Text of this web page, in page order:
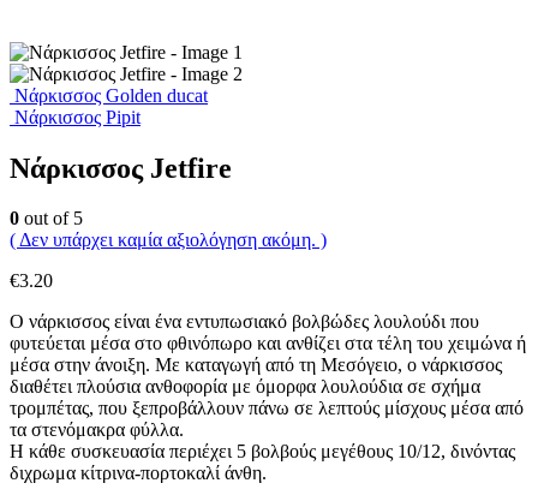
Νάρκισσος Golden ducat
Νάρκισσος Pipit
Νάρκισσος Jetfire
0 out of 5
( Δεν υπάρχει καμία αξιολόγηση ακόμη. )
€3.20
Ο νάρκισσος είναι ένα εντυπωσιακό βολβώδες λουλούδι που
φυτεύεται μέσα στο φθινόπωρο και ανθίζει στα τέλη του χειμώνα ή
μέσα στην άνοιξη. Με καταγωγή από τη Μεσόγειο, ο νάρκισσος
διαθέτει πλούσια ανθοφορία με όμορφα λουλούδια σε σχήμα
τρομπέτας, που ξεπροβάλλουν πάνω σε λεπτούς μίσχους μέσα από
τα στενόμακρα φύλλα.
Η κάθε συσκευασία περιέχει 5 βολβούς μεγέθους 10/12, δινόντας
διχρωμα κίτρινα-πορτοκαλί άνθη.